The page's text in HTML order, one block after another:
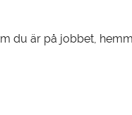
du är på jobbet,